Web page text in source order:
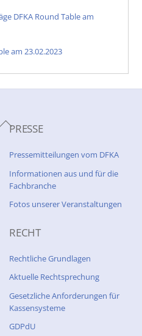
DFKA Round Table am
am 23.02.2023
Back
To
PRESSE
Pressemitteilungen vom DFKA
Informationen aus und für die
Fachbranche
Fotos unserer Veranstaltungen
RECHT
Rechtliche Grundlagen
Aktuelle Rechtsprechung
Gesetzliche Anforderungen für
Kassensysteme
GDPdU